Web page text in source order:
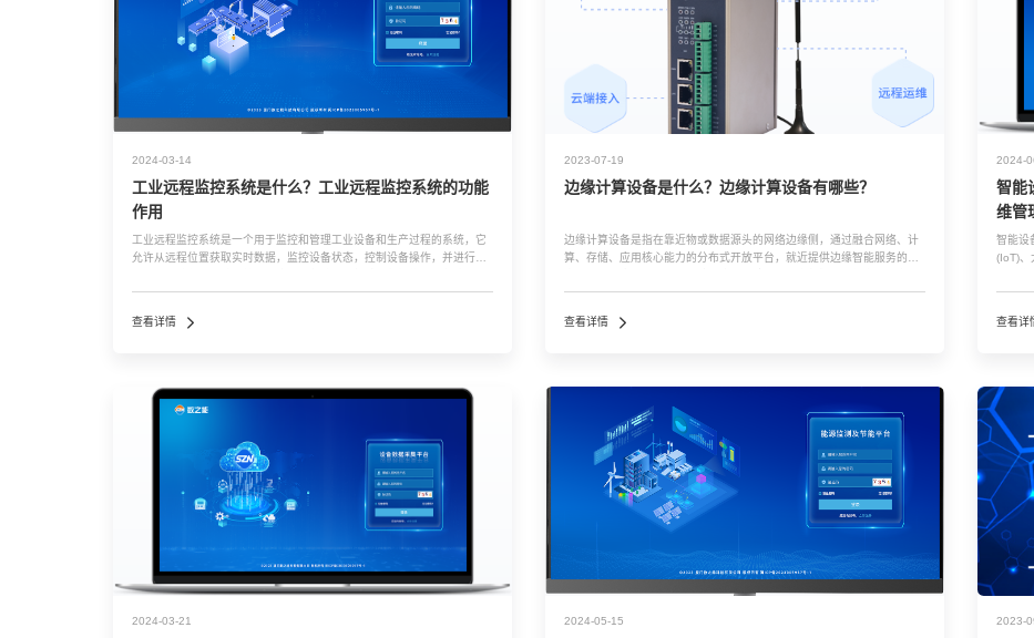
2024-03-14
工业远程监控系统是什么？工业远程监控系统的功能
作用
工业远程监控系统是一个用于监控和管理工业设备和生产过程的系统，它
允许从远程位置获取实时数据，监控设备状态，控制设备操作，并进行故
油化工、交通运输等。 工业远程监控系统通常包括以下组成部分： 1、数
查看详情
2023-07-19
边缘计算设备是什么？边缘计算设备有哪些？
边缘计算设备是指在靠近物或数据源头的网络边缘侧，通过融合网络、计
算、存储、应用核心能力的分布式开放平台，就近提供边缘智能服务的一
性。 边缘计算设备有哪些？： 1、能传感器：...…
查看详情
2024-
智能
维管
智能设
(IoT)、
装备日
查看详
2024-03-21 2024-05-15 2023-